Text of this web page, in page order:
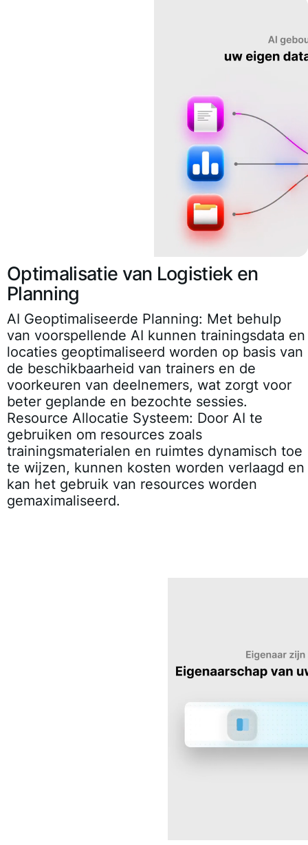
Optimalisatie van Logistiek en
Planning
AI Geoptimaliseerde Planning: Met behulp
van voorspellende AI kunnen trainingsdata en
locaties geoptimaliseerd worden op basis van
de beschikbaarheid van trainers en de
voorkeuren van deelnemers, wat zorgt voor
beter geplande en bezochte sessies.
Resource Allocatie Systeem: Door AI te
gebruiken om resources zoals
trainingsmaterialen en ruimtes dynamisch toe
te wijzen, kunnen kosten worden verlaagd en
kan het gebruik van resources worden
gemaximaliseerd.